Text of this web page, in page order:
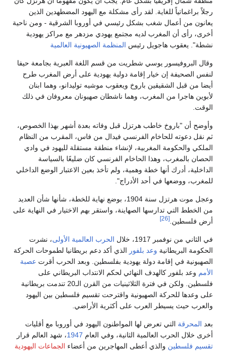
براغماتياً للغاية. لقد رأى مشكلة مع اليهود المضطهدين الذين
من أعمال شغب بشكل رئيسي في أوروبا الشرقية - ومن ناحية
رأى أن المغرب لديه مجتمع يهودي مزدهر مع مراكز يهودية
يعقوب هاجويل رئيسالمنظمة الصهيونية العالمية
البروفيسور يوسي شطريت من قسم اللغة العبرية بجامعة حيفا
الصحيفة إن خيار إقامة دولية يهودية على أرض المغرب طرح
من قبل الشقيقين باروخ ويعقوب موشيه توليدانو، وهما ابنان
هاجرا من المغرب، وهما ناشطان صهيونان معروفان في ذلك
أن "باروخ خاطب هرتزل قبل وفاته بعدة أشهر بهذا الخصوص،
نقل دعوته للحاخام الفرنسي فيدال من فاس، المقرب من النظام
والحكومة المغربية، لإنشاء منطقة مستقلة لليهود في وادي
بالمغرب، وهذا الحاخام الفرنسي كان ضليعًا بالسياسة
أدرك أنها خطة وهمية، ولم تأخذ بعين الاعتبار الوضع الداخلي
ووضعها في أحد الأدراج".
وعجل موت هرتزل سنة 1904، بوضع نهاية للخطة، شأنها شأن العديد
الخطط التي تدارسها الصهاينة، واستقر بهم الاختيار في النهاية على
فلسطين.
الثاني من نوفمبر 1917، خلال الحرب العالمية الأولى، نشرت
البريطانيةوعد بلفورالذي أكد دعم بريطانيا لطموحات الحركة
في إقامة دولة يهودية بفلسطين. وبعد الحرب أقرتعصبة
وعد بلفور كالهدف النهائي لحكم الانتداب البريطاني على
فلسطين. ولكن في فترة الثلاثينيات من القرن الـ20 تندمت بريطانية
وعدها للحركة الصهيونية واقترحت تقسيم فلسطين بين اليهود
حيث يسيطر العرب على أكثرية الأراضي.
المحرقةالتي تعرض لها المواطنون اليهود في أوروبا مع أقليات
خلال الحرب العالمية الثانية، وفي العام1947، شهد العالم قرار
فلسطينوالذي أعطى المهاجرين من أعضاءالجماعات اليهودية